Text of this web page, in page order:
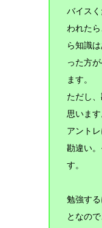
バイス
われた
ら知識
った方
ます。
ただし
思いま
アント
勘違い
す。
勉強す
となの